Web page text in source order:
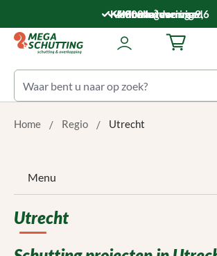
Ga naar de hoofdinhoud5.000 m² voorraad
Snelle levering
Montageservice
Klantwaardering: 9,6
Home Regio Utrecht
Menu
Utrecht